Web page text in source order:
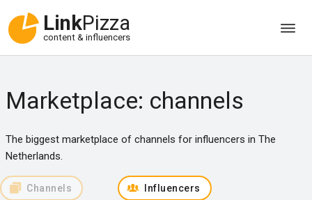
LinkPizza
content & influencers
Marketplace: channels
The biggest marketplace of channels for influencers in The
Netherlands.
Channels Influencers